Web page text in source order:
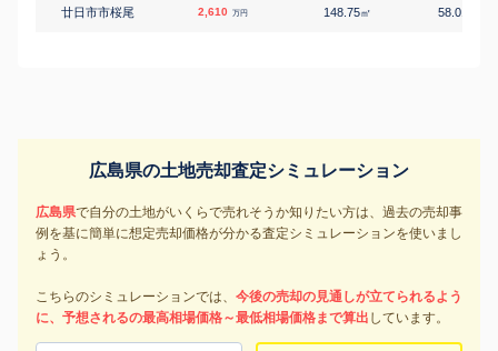
廿日市市桜尾 2,610 万円 148.75㎡ 58.01
広島県の土地売却査定シミュレーション
広島県で自分の土地がいくらで売れそうか知りたい方は、過去の売却事
例を基に簡単に想定売却価格が分かる査定シミュレーションを使いまし
ょう。
こちらのシミュレーションでは、 今後の売却の見通しが立てられるよう
に、予想されるの最高相場価格～最低相場価格まで算出 しています。